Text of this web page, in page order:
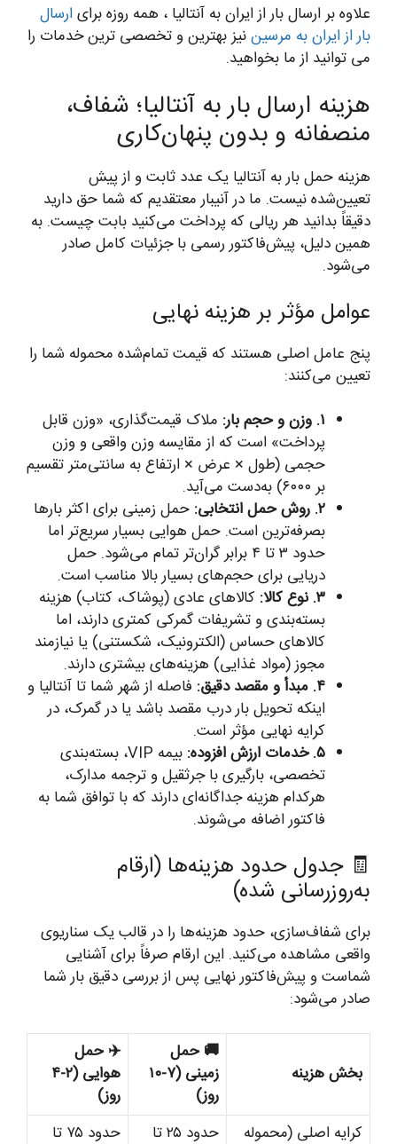
علاوه بر ارسال بار از ایران به آنتالیا ، همه روزه برایارسال
بار از ایران به مرسیننیز بهترین و تخصصی ترین خدمات را
می توانید از ما بخواهید.
هزینه ارسال بار به آنتالیا؛ شفاف،
منصفانه و بدون پنهان‌کاری
هزینه حمل بار به آنتالیا یک عدد ثابت و از پیش
تعیین‌شده نیست. ما در آنیبار معتقدیم که شما حق دارید
دقیقاً بدانید هر ریالی که پرداخت می‌کنید بابت چیست. به
همین دلیل، پیش‌فاکتور رسمی با جزئیات کامل صادر
می‌شود.
عوامل مؤثر بر هزینه نهایی
پنج عامل اصلی هستند که قیمت تمام‌شده محموله شما را
تعیین می‌کنند:
۱. وزن و حجم بار:
ملاک قیمت‌گذاری، «وزن قابل
پرداخت» است که از مقایسه وزن واقعی و وزن
حجمی (طول × عرض × ارتفاع به سانتی‌متر تقسیم
بر ۶۰۰۰) به‌دست می‌آید.
۲. روش حمل انتخابی:
حمل زمینی برای اکثر بارها
بصرفه‌ترین است. حمل هوایی بسیار سریع‌تر اما
حدود ۳ تا ۴ برابر گران‌تر تمام می‌شود. حمل
دریایی برای حجم‌های بسیار بالا مناسب است.
۳. نوع کالا:
کالاهای عادی (پوشاک، کتاب) هزینه
بسته‌بندی و تشریفات گمرکی کمتری دارند، اما
کالاهای حساس (الکترونیک، شکستنی) یا نیازمند
مجوز (مواد غذایی) هزینه‌های بیشتری دارند.
۴. مبدأ و مقصد دقیق:
فاصله از شهر شما تا آنتالیا و
اینکه تحویل بار درب مقصد باشد یا در گمرک، در
کرایه نهایی مؤثر است.
۵. خدمات ارزش افزوده:
بیمه VIP، بسته‌بندی
تخصصی، بارگیری با جرثقیل و ترجمه مدارک،
هرکدام هزینه جداگانه‌ای دارند که با توافق شما به
فاکتور اضافه می‌شوند.
🧾 جدول حدود هزینه‌ها (ارقام
به‌روزرسانی شده)
برای شفاف‌سازی، حدود هزینه‌ها را در قالب یک سناریوی
واقعی مشاهده می‌کنید. این ارقام صرفاً برای آشنایی
شماست و پیش‌فاکتور نهایی پس از بررسی دقیق بار شما
صادر می‌شود:
بخش هزینه
🚚 حمل
زمینی (۷-۱۰
روز)
✈️ حمل
هوایی (۲-۴
روز)
کرایه اصلی (محموله
حدود ۲۵ تا
حدود ۷۵ تا